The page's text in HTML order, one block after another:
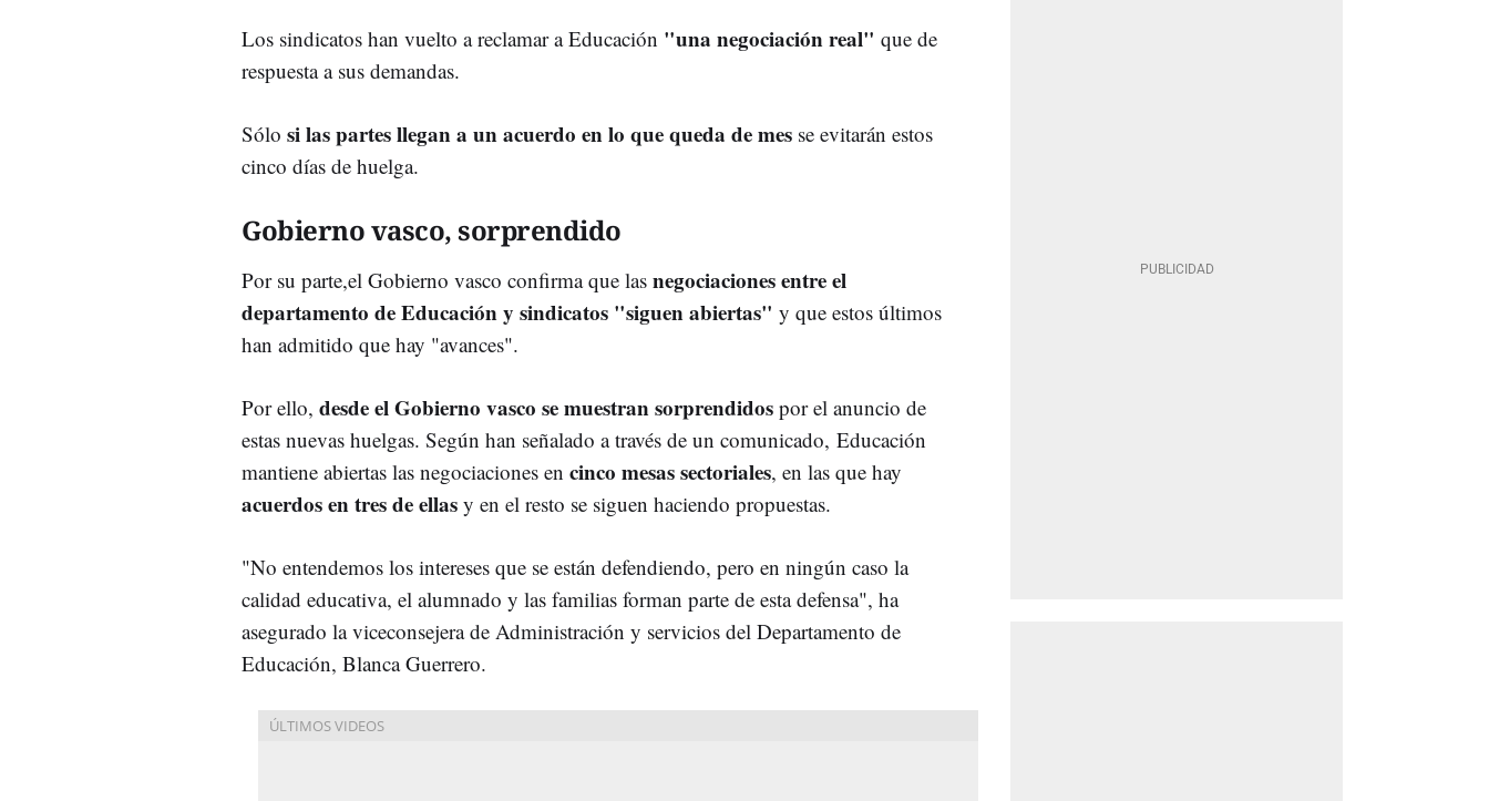
Los sindicatos han vuelto a reclamar a Educación "una negociación real" que de
respuesta a sus demandas.
Sólo si las partes llegan a un acuerdo en lo que queda de mes se evitarán estos
cinco días de huelga.
Gobierno vasco, sorprendido
Por su parte,el Gobierno vasco confirma que las negociaciones entre el
departamento de Educación y sindicatos "siguen abiertas" y que estos últimos
han admitido que hay "avances".
Por ello, desde el Gobierno vasco se muestran sorprendidos por el anuncio de
estas nuevas huelgas. Según han señalado a través de un comunicado, Educación
mantiene abiertas las negociaciones en cinco mesas sectoriales, en las que hay
acuerdos en tres de ellas y en el resto se siguen haciendo propuestas.
"No entendemos los intereses que se están defendiendo, pero en ningún caso la
calidad educativa, el alumnado y las familias forman parte de esta defensa", ha
asegurado la viceconsejera de Administración y servicios del Departamento de
Educación, Blanca Guerrero.